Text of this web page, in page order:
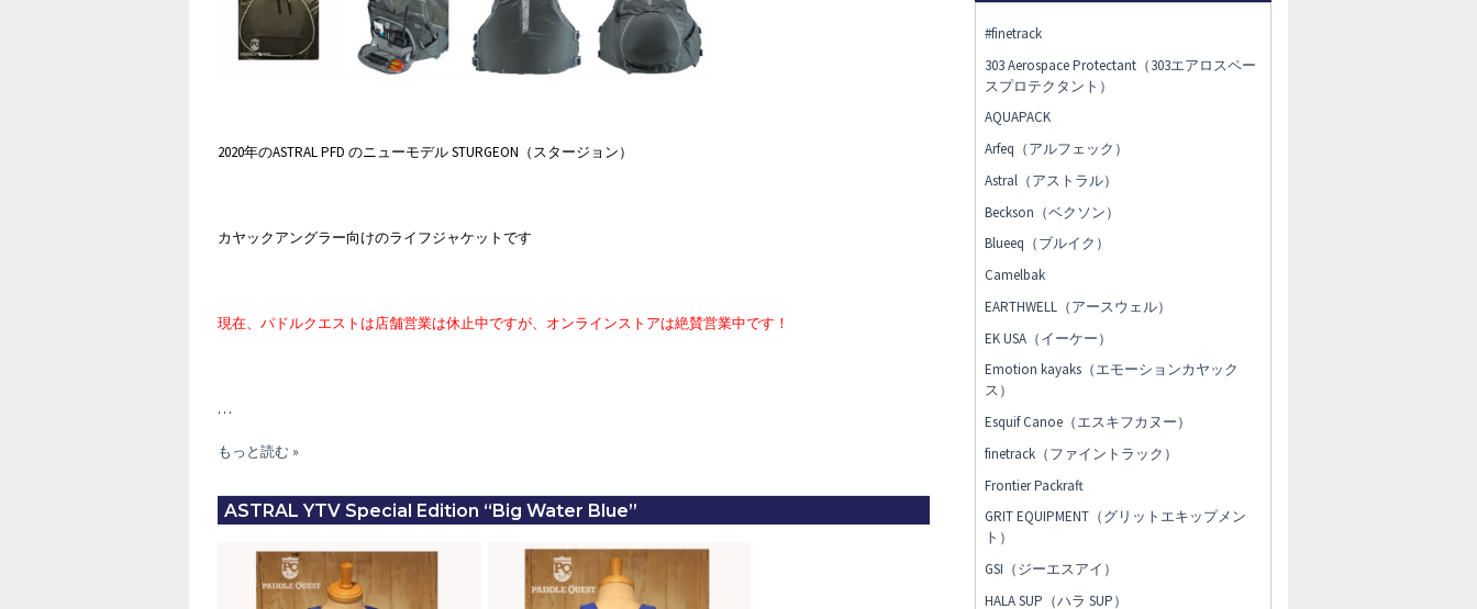
2020年のASTRAL PFD のニューモデル STURGEON（スタージョン）
カヤックアングラー向けのライフジャケットです
現在、パドルクエストは店舗営業は休止中ですが、オンラインストアは絶賛営業中です！
…
ASTRAL
FISHING
もっと読む »
ASTRAL YTV Special Edition “Big Water Blue”
#finetrack
303 Aerospace Protectant（303エアロスペー
スプロテクタント）
AQUAPACK
Arfeq（アルフェック）
Astral（アストラル）
Beckson（ベクソン）
Blueeq（ブルイク）
Camelbak
EARTHWELL（アースウェル）
EK USA（イーケー）
Emotion kayaks（エモーションカヤック
ス）
Esquif Canoe（エスキフカヌー）
finetrack（ファイントラック）
Frontier Packraft
GRIT EQUIPMENT（グリットエキップメン
ト）
GSI（ジーエスアイ）
HALA SUP（ハラ SUP）